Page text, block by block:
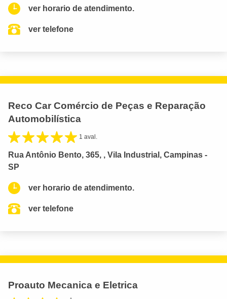
ver horario de atendimento.
ver telefone
Reco Car Comércio de Peças e Reparação
Automobilística
1 aval.
Rua Antônio Bento, 365, , Vila Industrial, Campinas -
SP
ver horario de atendimento.
ver telefone
Proauto Mecanica e Eletrica